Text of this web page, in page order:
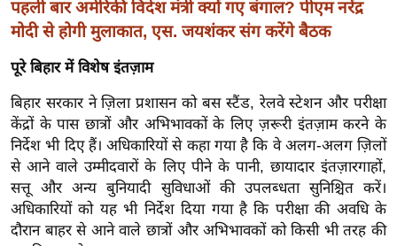
सा
हि
त्य
ज
ग
त
ऑ
टो
व
र्ल्ड
पहली बार अमेरिकी विदेश मंत्री क्यों गए बंगाल? पीएम नरेंद्र
मोदी से होगी मुलाकात, एस. जयशंकर संग करेंगे बैठक
पूरे बिहार में विशेष इंतज़ाम
बिहार सरकार ने ज़िला प्रशासन को बस स्टैंड, रेलवे स्टेशन और परीक्षा
केंद्रों के पास छात्रों और अभिभावकों के लिए ज़रूरी इंतज़ाम करने के
निर्देश भी दिए हैं। अधिकारियों से कहा गया है कि वे अलग-अलग ज़िलों
से आने वाले उम्मीदवारों के लिए पीने के पानी, छायादार इंतज़ारगाहों,
सत्तू और अन्य बुनियादी सुविधाओं की उपलब्धता सुनिश्चित करें।
अधिकारियों को यह भी निर्देश दिया गया है कि परीक्षा की अवधि के
दौरान बाहर से आने वाले छात्रों और अभिभावकों को किसी भी तरह की